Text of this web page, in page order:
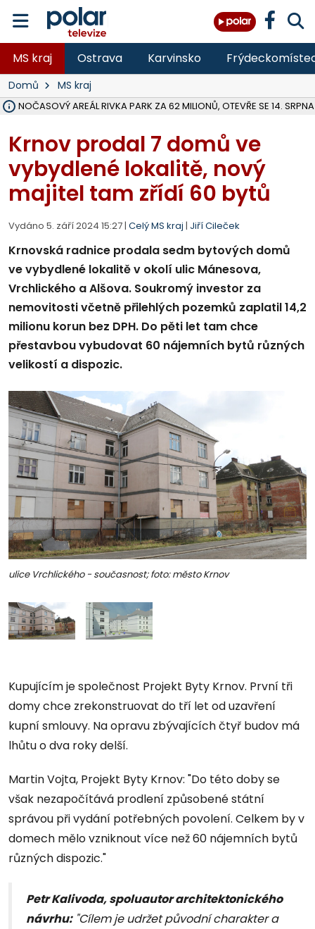
MS kraj Ostrava Karvinsko
Domů MS kraj
AREÁL RIVKA PARK ZA 62 MILIONŮ, OTEVŘE SE 14. SRPNA
Krnov prodal 7 domů ve
vybydlené lokalitě, nový
majitel tam zřídí 60 bytů
Vydáno 5. září 2024 15:27 | Celý MS kraj | Jiří Cileček
Krnovská radnice prodala sedm bytových domů
ve vybydlené lokalitě v okolí ulic Mánesova,
Vrchlického a Alšova. Soukromý investor za
nemovitosti včetně přilehlých pozemků zaplatil 14,2
milionu korun bez DPH. Do pěti let tam chce
přestavbou vybudovat 60 nájemních bytů různých
velikostí a dispozic.
ulice Vrchlického - současnost; foto: město Krnov
Kupujícím je společnost Projekt Byty Krnov. První tři
domy chce zrekonstruovat do tří let od uzavření
kupní smlouvy. Na opravu zbývajících čtyř budov má
lhůtu o dva roky delší.
Martin Vojta, Projekt Byty Krnov: "Do této doby se
však nezapočítává prodlení způsobené státní
správou při vydání potřebných povolení. Celkem by v
domech mělo vzniknout více než 60 nájemních bytů
různých dispozic."
Petr Kalivoda, spoluautor architektonického
návrhu:"Cílem je udržet původní charakter a